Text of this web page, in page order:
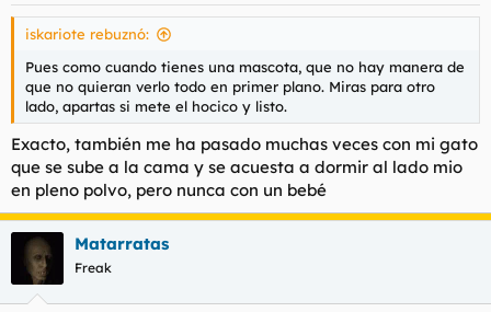
s
iskariote rebuznó:
Pues como cuando tienes una mascota, que no hay manera de
que no quieran verlo todo en primer plano. Miras para otro
lado, apartas si mete el hocico y listo.
Exacto, también me ha pasado muchas veces con mi gato
que se sube a la cama y se acuesta a dormir al lado mio
en pleno polvo, pero nunca con un bebé
Matarratas
Freak